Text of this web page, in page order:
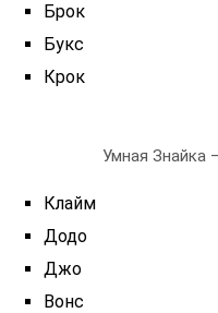
Брок
Букс
Крок
Умная Знайка
Клайм
Додо
Джо
Вонс